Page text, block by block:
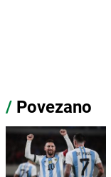
/ Povezano